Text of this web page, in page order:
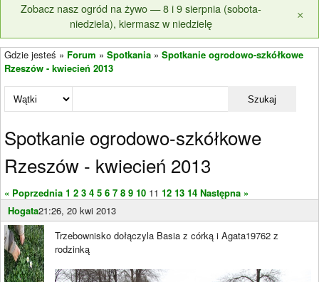
Zobacz nasz ogród na żywo — 8 i 9 sierpnia (sobota-
niedziela), kiermasz w niedzielę
×
Gdzie jesteś » Forum » Spotkania » Spotkanie ogrodowo-szkółkowe
Rzeszów - kwiecień 2013
Szukaj
Spotkanie ogrodowo-szkółkowe
Rzeszów - kwiecień 2013
« Poprzednia 1 2 3 4 5 6 7 8 9 10 11 12 13 14 Następna »
Hogata21:26, 20 kwi 2013
Trzebownisko dołączyla Basia z córką i Agata19762 z
rodzinką